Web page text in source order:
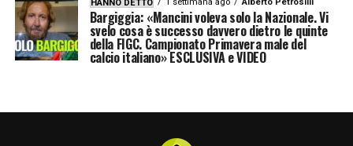
HANNO DETTO 1 settimana ago Alberto Petrosilli
Bargiggia: «Mancini voleva solo la Nazionale. Vi
svelo cosa è successo davvero dietro le quinte
della FIGC. Campionato Primavera male del
calcio italiano» ESCLUSIVA e VIDEO